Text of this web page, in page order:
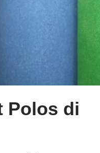
Polos di